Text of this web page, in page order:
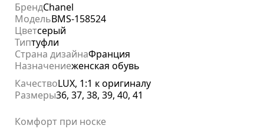
БрендChanel
МодельBMS-158524
Цветсерый
Типтуфли
Страна дизайнаФранция
Назначениеженская обувь
КачествоLUX, 1:1 к оригиналу
Размеры36, 37, 38, 39, 40, 41
Комфорт при носке